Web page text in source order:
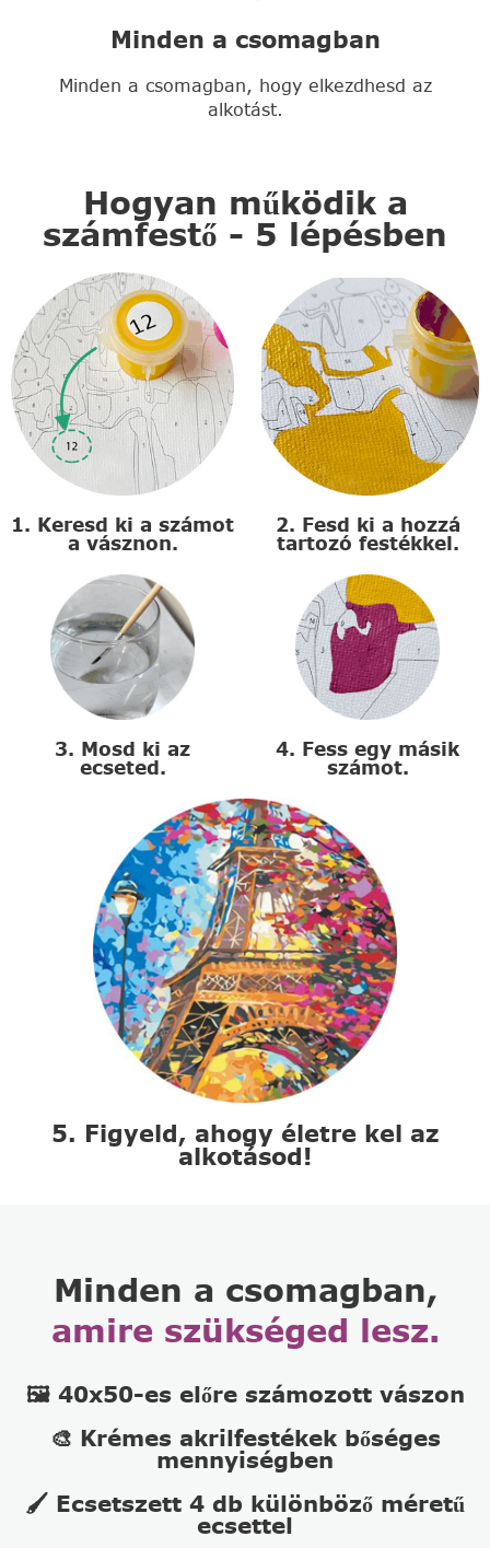
Minden a csomagban
Minden a csomagban, hogy elkezdhesd az
alkotást.
Hogyan működik a
számfestő - 5 lépésben
1. Keresd ki a számot
a vásznon.
2. Fesd ki a hozzá
tartozó festékkel.
3. Mosd ki az
ecseted.
4. Fess egy másik
számot.
5. Figyeld, ahogy életre kel az
alkotásod!
Minden a csomagban,
amire szükséged lesz.
🖼️ 40x50-es előre számozott vászon
🎨 Krémes akrilfestékek bőséges
mennyiségben
🖌️ Ecsetszett 4 db különböző méretű
ecsettel